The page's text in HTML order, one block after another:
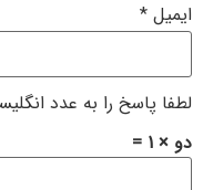
ایمیل *
لطفا پاسخ را به عدد
دو × 1 =